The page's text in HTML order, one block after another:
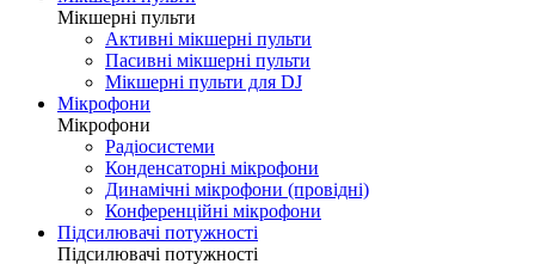
Мікшерні пульти
Активні мікшерні пульти
Пасивні мікшерні пульти
Мікшерні пульти для DJ
Мікрофони
Мікрофони
Радіосистеми
Конденсаторні мікрофони
Динамічні мікрофони (провідні)
Конференційні мікрофони
Підсилювачі потужності
Підсилювачі потужності